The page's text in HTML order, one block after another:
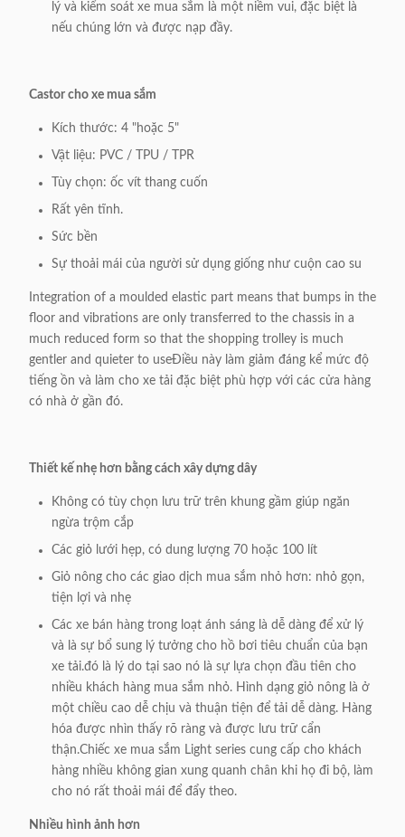
lý và kiểm soát xe mua sắm là một niềm vui, đặc biệt là
nếu chúng lớn và được nạp đầy.
Castor cho xe mua sắm
Kích thước: 4 "hoặc 5"
Vật liệu: PVC / TPU / TPR
Tùy chọn: ốc vít thang cuốn
Rất yên tĩnh.
Sức bền
Sự thoải mái của người sử dụng giống như cuộn cao su
Integration of a moulded elastic part means that bumps in the
floor and vibrations are only transferred to the chassis in a
much reduced form so that the shopping trolley is much
gentler and quieter to useĐiều này làm giảm đáng kể mức độ
tiếng ồn và làm cho xe tải đặc biệt phù hợp với các cửa hàng
có nhà ở gần đó.
Thiết kế nhẹ hơn bằng cách xây dựng dây
Không có tùy chọn lưu trữ trên khung gầm giúp ngăn
ngừa trộm cắp
Các giỏ lưới hẹp, có dung lượng 70 hoặc 100 lít
Giỏ nông cho các giao dịch mua sắm nhỏ hơn: nhỏ gọn,
tiện lợi và nhẹ
Các xe bán hàng trong loạt ánh sáng là dễ dàng để xử lý
và là sự bổ sung lý tưởng cho hồ bơi tiêu chuẩn của bạn
xe tải.đó là lý do tại sao nó là sự lựa chọn đầu tiên cho
nhiều khách hàng mua sắm nhỏ. Hình dạng giỏ nông là ở
một chiều cao dễ chịu và thuận tiện để tải dễ dàng. Hàng
hóa được nhìn thấy rõ ràng và được lưu trữ cẩn
thận.Chiếc xe mua sắm Light series cung cấp cho khách
hàng nhiều không gian xung quanh chân khi họ đi bộ, làm
cho nó rất thoải mái để đẩy theo.
Nhiều hình ảnh hơn